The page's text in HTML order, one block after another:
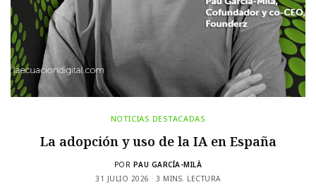
NOTICIAS DESTACADAS
La adopción y uso de la IA en España
POR PAU GARCÍA-MILÀ
31 JULIO 2026
3 MINS. LECTURA